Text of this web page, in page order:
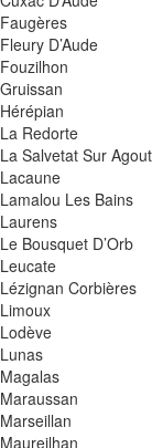
Faugères
Fleury D’Aude
Fouzilhon
Gruissan
Hérépian
La Redorte
La Salvetat Sur Agout
Lacaune
Lamalou Les Bains
Laurens
Le Bousquet D’Orb
Leucate
Lézignan Corbières
Limoux
Lodève
Lunas
Magalas
Maraussan
Marseillan
Maureilhan